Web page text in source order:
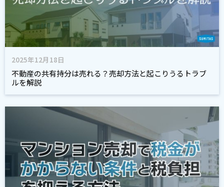
2025年12月18日
不動産の共有持分は売れる？売却方法と起こりうるトラブ
ルを解説